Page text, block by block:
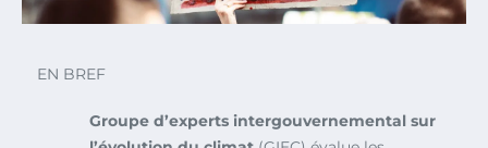
EN BREF
Groupe d’experts intergouvernemental sur